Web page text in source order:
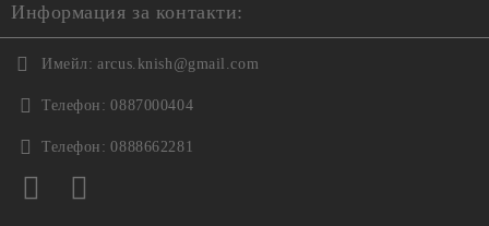
Информация за контакти:
Имейл: arcus.knish@gmail.com
Телефон: 0887000404
Телефон: 0888662281